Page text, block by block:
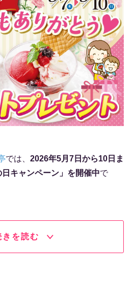
では、 2026年5月7日から10日ま
キャンペーン」を開催中で
きを読む